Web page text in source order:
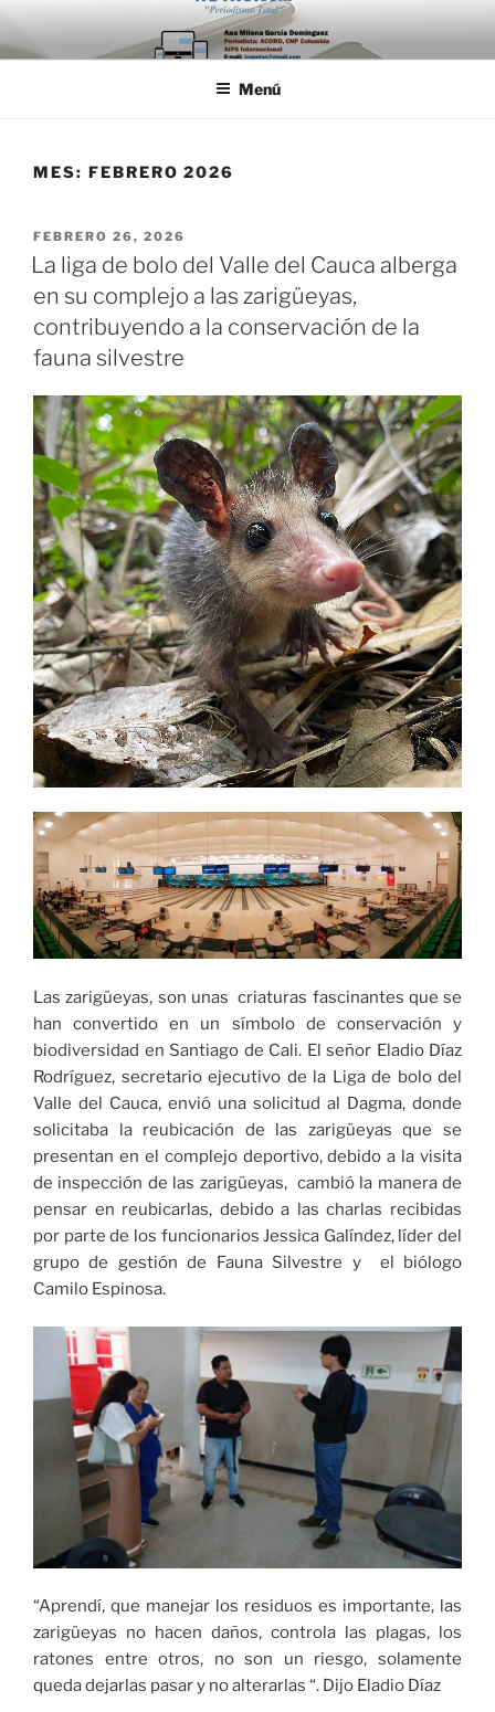
Saltar
al
contenido
Menú
MES: FEBRERO 2026
PUBLICADO
EL
FEBRERO 26, 2026
La liga de bolo del Valle del Cauca alberga
en su complejo a las zarigüeyas,
contribuyendo a la conservación de la
fauna silvestre
Las zarigüeyas, son unas criaturas fascinantes que se
han convertido en un símbolo de conservación y
biodiversidad en Santiago de Cali. El señor Eladio Díaz
Rodríguez, secretario ejecutivo de la Liga de bolo del
Valle del Cauca, envió una solicitud al Dagma, donde
solicitaba la reubicación de las zarigüeyas que se
presentan en el complejo deportivo, debido a la visita
de inspección de las zarigüeyas, cambió la manera de
pensar en reubicarlas, debido a las charlas recibidas
por parte de los funcionarios Jessica Galíndez, líder del
grupo de gestión de Fauna Silvestre y el biólogo
Camilo Espinosa.
“Aprendí, que manejar los residuos es importante, las
zarigüeyas no hacen daños, controla las plagas, los
ratones entre otros, no son un riesgo, solamente
queda dejarlas pasar y no alterarlas “. Dijo Eladio Díaz